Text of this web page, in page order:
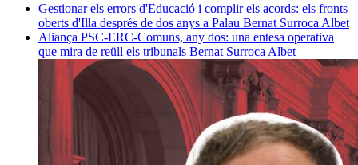
Gestionar els errors d'Educació i complir els acords: els fronts
oberts d'Illa després de dos anys a Palau Bernat Surroca Albet
Aliança PSC-ERC-Comuns, any dos: una entesa operativa
que mira de reüll els tribunals Bernat Surroca Albet